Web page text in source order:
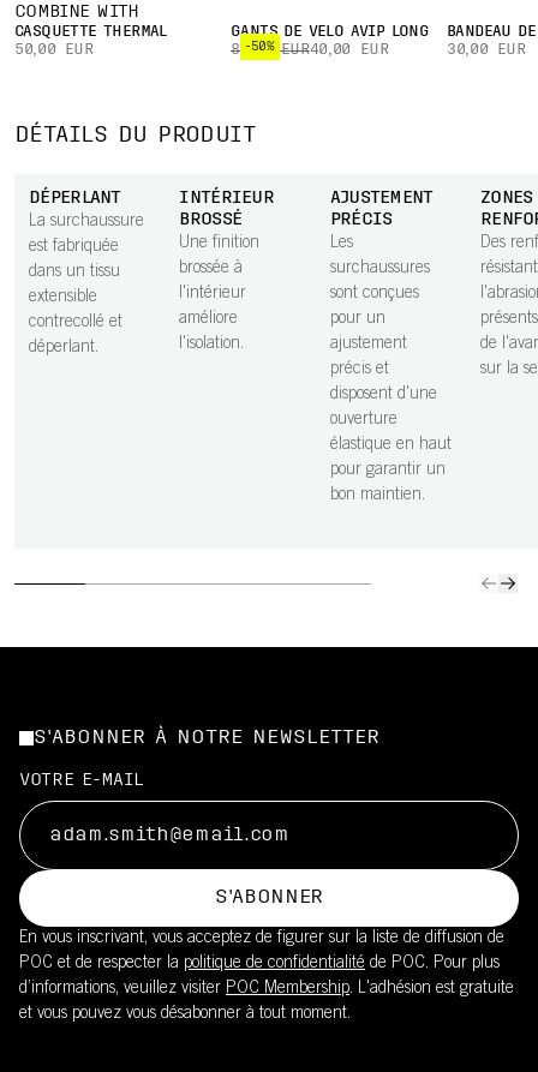
COMBINE WITH
CASQUETTE THERMAL
50,00 EUR
-50%
GANTS DE VÉLO AVIP LONG
80,00 EUR40,00 EUR
BANDEAU
30,00 EUR
DÉTAILS DU PRODUIT
DÉPERLANT
La surchaussure
est fabriquée
dans un tissu
extensible
contrecollé et
déperlant.
INTÉRIEUR
BROSSÉ
Une finition
brossée à
l'intérieur
améliore
l'isolation.
AJUSTEMENT
PRÉCIS
Les
surchaussures
sont conçues
pour un
ajustement
précis et
disposent d'une
ouverture
élastique en haut
pour garantir un
bon maintien.
ZONES
Des
de
sur la
S'ABONNER À NOTRE NEWSLETTER
VOTRE E-MAIL
S'ABONNER
En vous inscrivant, vous acceptez de figurer sur la liste de diffusion de
POC et de respecter la politique de confidentialité de POC. Pour plus
d’informations, veuillez visiter POC Membership. L'adhésion est gratuite
et vous pouvez vous désabonner à tout moment.